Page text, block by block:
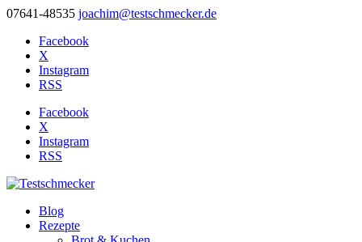
07641-48535 joachim@testschmecker.de
Facebook
X
Instagram
RSS
Facebook
X
Instagram
RSS
Blog
Rezepte